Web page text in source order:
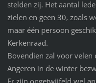
stelden zij. Het aantal
zielen en geen 30, zoals
maar één persoon
Kerkenraad.
Bovendien zal voor
Angeren in de winter